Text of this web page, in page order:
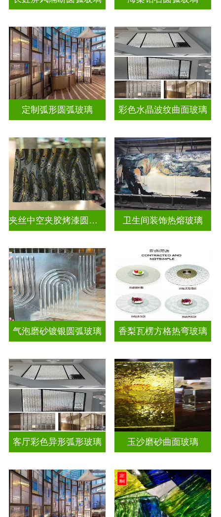
定制弧形圆弧玻璃 彩色水晶波纹曲面玻璃
夹丝中空夹胶烤漆圆弧玻璃 卫生间装饰热熔玻璃
气泡磨砂镀银圆弧玻璃 香梨瓦楞方格热弯玻璃
客厅彩色异形弧形玻璃 玉沙磨砂曲面玻璃